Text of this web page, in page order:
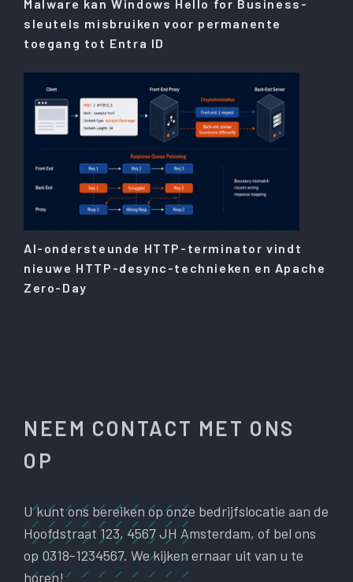
Malware kan Windows Hello for Business-
sleutels misbruiken voor permanente
toegang tot Entra ID
AI-ondersteunde HTTP-terminator vindt
nieuwe HTTP-desync-technieken en Apache
Zero-Day
NEEM CONTACT MET ONS
OP
U kunt ons bereiken op onze bedrijfslocatie aan de
Hoofdstraat 123, 4567 JH Amsterdam, of bel ons
op 0318-1234567. We kijken ernaar uit van u te
horen!